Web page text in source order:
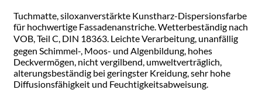
Tuchmatte, siloxanverstärkte Kunstharz-Dispersionsfarbe
für hochwertige Fassadenanstriche. Wetterbeständig nach
VOB, Teil C, DIN 18363. Leichte Verarbeitung, unanfällig
gegen Schimmel-, Moos- und Algenbildung, hohes
Deckvermögen, nicht vergilbend, umweltverträglich,
alterungsbeständig bei geringster Kreidung, sehr hohe
Diffusionsfähigkeit und Feuchtigkeitsabweisung.